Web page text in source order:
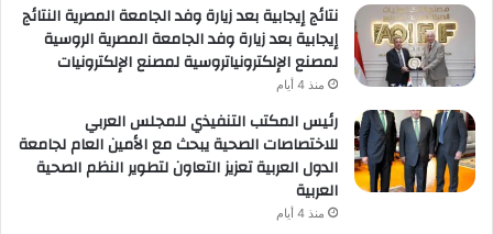
نتائج إيجابية بعد زيارة وفد الجامعة المصرية النتائج
إيجابية بعد زيارة وفد الجامعة المصرية الروسية
لمصنع الإلكترونياتروسية لمصنع الإلكترونيات
منذ 4 أيام
رئيس المكتب التنفيذي للمجلس العربي
للاختصاصات الصحية يبحث مع الأمين العام لجامعة
الدول العربية تعزيز التعاون لتطوير النظم الصحية
العربية
منذ 4 أيام